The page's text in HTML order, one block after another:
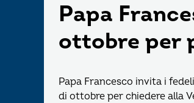
Papa
ottobre per
Papa Francesco invita i
di ottobre per chiedere alla